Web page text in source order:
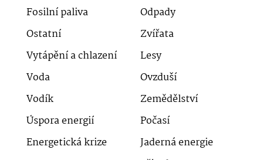
Fosilní paliva
Odpady
Ostatní
Zvířata
Vytápění a chlazení
Lesy
Voda
Ovzduší
Vodík
Zemědělství
Úspora energií
Počasí
Energetická krize
Jaderná energie